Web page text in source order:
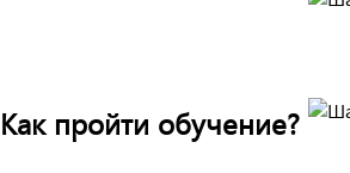
Как пройти обучение?